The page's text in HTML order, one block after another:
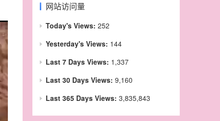
网站访问量
Today's Views: 252
Yesterday's Views: 144
Last 7 Days Views: 1,337
Last 30 Days Views: 9,160
Last 365 Days Views: 3,835,843